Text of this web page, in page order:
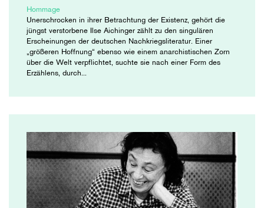
Hommage
Unerschrocken in ihrer Betrachtung der Existenz, gehört die
jüngst verstorbene Ilse Aichinger zählt zu den singulären
Erscheinungen der deutschen Nachkriegsliteratur. Einer
„größeren Hoffnung“ ebenso wie einem anarchistischen Zorn
über die Welt verpflichtet, suchte sie nach einer Form des
Erzählens, durch...